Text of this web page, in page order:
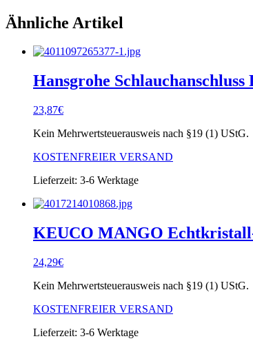
Ähnliche Artikel
Hansgrohe
23,87€
Kein Mehrwertsteuerausweis nach §19 (1) UStG.
KOSTENFREIER VERSAND
Lieferzeit: 3-6 Werktage
KEUCO MANGO
24,29€
Kein Mehrwertsteuerausweis nach §19 (1) UStG.
KOSTENFREIER VERSAND
Lieferzeit: 3-6 Werktage